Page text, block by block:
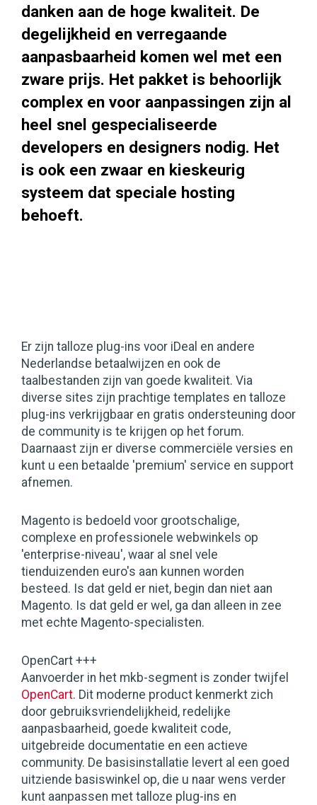
danken aan de hoge kwaliteit. De
degelijkheid en verregaande
aanpasbaarheid komen wel met een
zware prijs. Het pakket is behoorlijk
complex en voor aanpassingen zijn al
heel snel gespecialiseerde
developers en designers nodig. Het
is ook een zwaar en kieskeurig
systeem dat speciale hosting
behoeft.
Er zijn talloze plug-ins voor iDeal en andere
Nederlandse betaalwijzen en ook de
taalbestanden zijn van goede kwaliteit. Via
diverse sites zijn prachtige templates en talloze
plug-ins verkrijgbaar en gratis ondersteuning door
de community is te krijgen op het forum.
Daarnaast zijn er diverse commerciële versies en
kunt u een betaalde 'premium' service en support
afnemen.
Magento is bedoeld voor grootschalige,
complexe en professionele webwinkels op
'enterprise-niveau', waar al snel vele
tienduizenden euro's aan kunnen worden
besteed. Is dat geld er niet, begin dan niet aan
Magento. Is dat geld er wel, ga dan alleen in zee
met echte Magento-specialisten.
OpenCart +++
Aanvoerder in het mkb-segment is zonder twijfel
OpenCart. Dit moderne product kenmerkt zich
door gebruiksvriendelijkheid, redelijke
aanpasbaarheid, goede kwaliteit code,
uitgebreide documentatie en een actieve
community. De basisinstallatie levert al een goed
uitziende basiswinkel op, die u naar wens verder
kunt aanpassen met talloze plug-ins en